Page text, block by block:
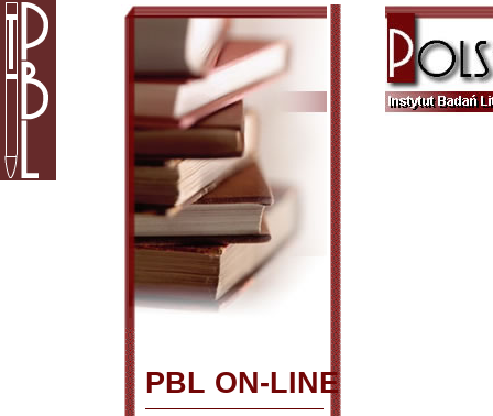
PBL ON-LINE